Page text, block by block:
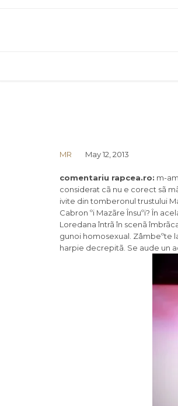
MR May 12, 2013
comentariu rapcea.ro: m-
considerat cã nu e corect sã
ivite din tomberonul trustului
Cabron ºi Mazãre Însuºi? În
Loredana întrã în scenã
gunoi homosexual. Zâmbeºte
harpie decrepitã. Se aude un